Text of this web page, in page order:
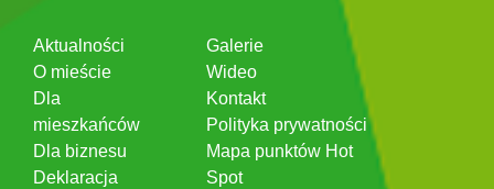
Aktualności
O mieście
Dla
mieszkańców
Dla biznesu
Deklaracja
Galerie
Wideo
Kontakt
Polityka prywatności
Mapa punktów Hot
Spot